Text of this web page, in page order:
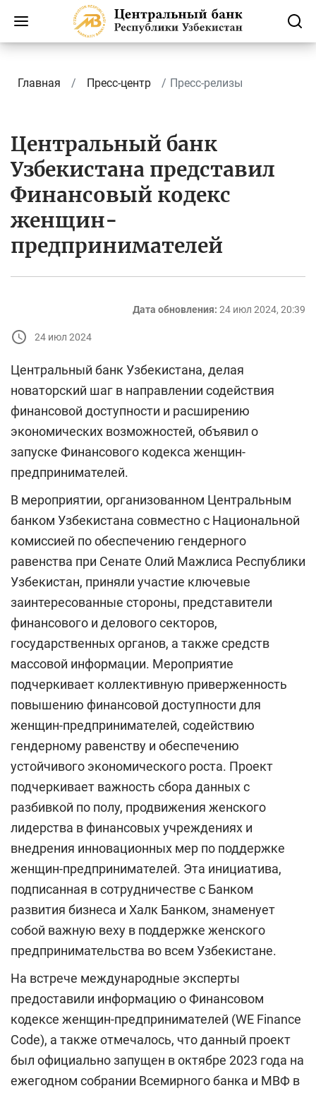
Главная Пресс-центр Пресс-релизы
Центральный банк
Узбекистана представил
Финансовый кодекс
женщин-
предпринимателей
Дата обновления: 24 июл 2024, 20:39
24 июл 2024
Центральный банк Узбекистана, делая
новаторский шаг в направлении содействия
финансовой доступности и расширению
экономических возможностей, объявил о
запуске Финансового кодекса женщин-
предпринимателей.
В мероприятии, организованном Центральным
банком Узбекистана совместно с Национальной
комиссией по обеспечению гендерного
равенства при Сенате Олий Мажлиса Республики
Узбекистан, приняли участие ключевые
заинтересованные стороны, представители
финансового и делового секторов,
государственных органов, а также средств
массовой информации. Мероприятие
подчеркивает коллективную приверженность
повышению финансовой доступности для
женщин-предпринимателей, содействию
гендерному равенству и обеспечению
устойчивого экономического роста. Проект
подчеркивает важность сбора данных с
разбивкой по полу, продвижения женского
лидерства в финансовых учреждениях и
внедрения инновационных мер по поддержке
женщин-предпринимателей. Эта инициатива,
подписанная в сотрудничестве с Банком
развития бизнеса и Халк Банком, знаменует
собой важную веху в поддержке женского
предпринимательства во всем Узбекистане.
На встрече международные эксперты
предоставили информацию о Финансовом
кодексе женщин-предпринимателей (WE Finance
Code), а также отмечалось, что данный проект
был официально запущен в октябре 2023 года на
ежегодном собрании Всемирного банка и МВФ в